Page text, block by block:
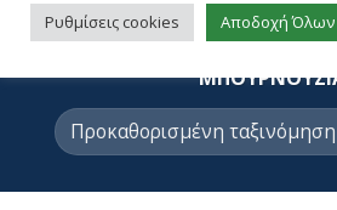
Ρυθμίσεις cookies Αποδοχή Όλων